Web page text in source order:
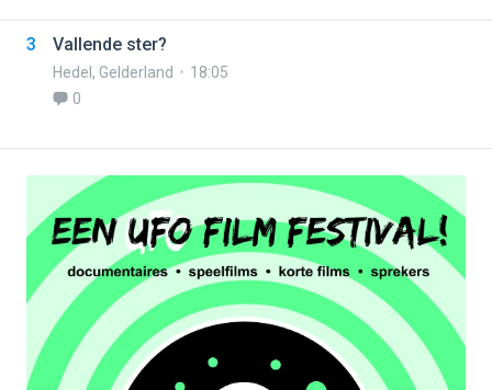
3 Vallende ster?
Hedel , Gelderland
18:05
0